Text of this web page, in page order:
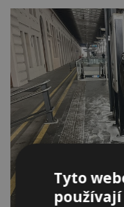
Tyto